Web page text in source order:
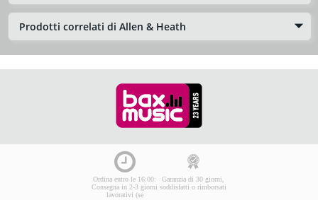
Prodotti correlati di Allen & Heath
Ordina entro le 16:00:
Consegna in 2-3 giorni
lavorativi (se
Garanzia di 30 giorni,
soddisfatti o rimborsati